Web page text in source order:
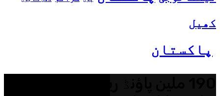
کھیل
پاکستان